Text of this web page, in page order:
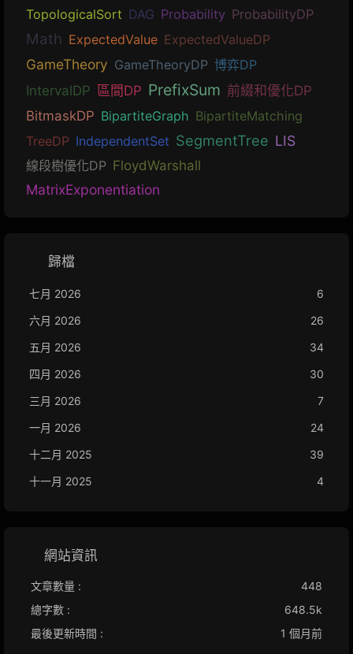
TopologicalSort DAG Probability ProbabilityDP
Math ExpectedValue ExpectedValueDP
GameTheory GameTheoryDP 博弈DP
IntervalDP 區間DP PrefixSum 前綴和優化DP
BitmaskDP BipartiteGraph BipartiteMatching
TreeDP IndependentSet SegmentTree LIS
線段樹優化DP FloydWarshall
MatrixExponentiation
歸檔
七月 2026
6
六月 2026
26
五月 2026
34
四月 2026
30
三月 2026
7
一月 2026
24
十二月 2025
39
十一月 2025
4
網站資訊
文章數量 :
448
總字數 :
648.5k
最後更新時間 :
1 個月前